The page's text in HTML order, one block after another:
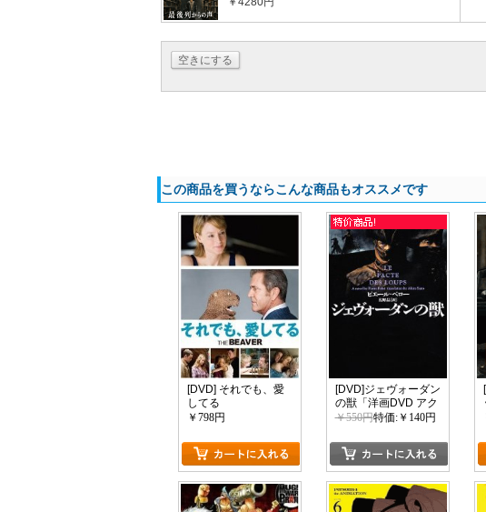
空きにする
この商品を買うならこんな商品もオススメです
[DVD] それでも、愛
してる
￥798円
[DVD]ジェヴォーダン
の獣「洋画DVD アク
ション」
￥550円特価:￥140円